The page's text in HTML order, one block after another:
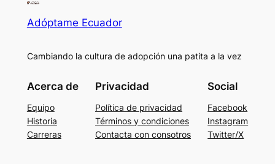
Adóptame Ecuador
Cambiando la cultura de adopción una patita a la vez
Acerca de
Equipo
Historia
Carreras
Privacidad
Política de privacidad
Términos y condiciones
Contacta con consotros
Social
Facebook
Instagram
Twitter/X